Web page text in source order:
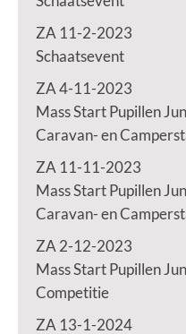
ZA 11-2-2023
Schaatsevent
ZA 4-11-2023
Mass Start Pupillen
Caravan- en
ZA 11-11-2023
Mass Start Pupillen
Caravan- en
ZA 2-12-2023
Mass Start Pupillen
Competitie
ZA 13-1-2024